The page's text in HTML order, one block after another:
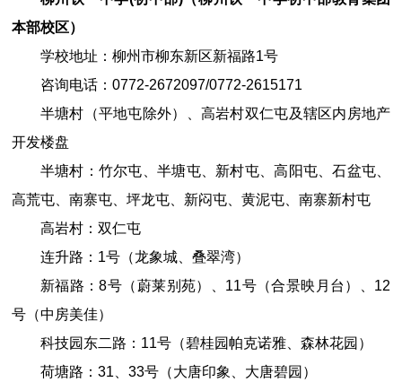
本部校区）
学校地址：柳州市柳东新区新福路1号
咨询电话： 0772-2672097/0772-2615171
半塘村（平地屯除外）、高岩村双仁屯及辖区内房地产
开发楼盘
半塘村 ：竹尔屯、半塘屯、新村屯、高阳屯、石盆屯、
高荒屯、南寨屯、坪龙屯、新闷屯、黄泥屯、南寨新村屯
高岩村：双仁屯
连升路：1号（龙象城、 叠翠湾）
新福路：8号 （蔚莱别苑） 、11号（合景映月台 ）
、12
号（中房美佳）
科技园东二路：11号（碧桂园帕克诺雅、 森林花园）
荷塘路： 31、 33号（大唐印象
大唐碧园）